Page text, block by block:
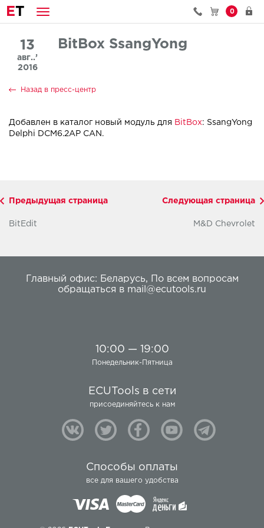
ET 0
13
авг..’
2016
BitBox SsangYong
Назад в пресс-центр
Добавлен в каталог новый модуль для BitBox: SsangYong
Delphi DCM6.2AP CAN.
Предыдущая страница
BitEdit
Следующая страница
M&D Chevrolet
Главный офис: Беларусь,
По всем вопросам
обращаться в mail@ecutools.ru
10:00 — 19:00
Понедельник-Пятница
ECUTools в сети
присоединяйтесь к нам
Способы оплаты
все для вашего удобства